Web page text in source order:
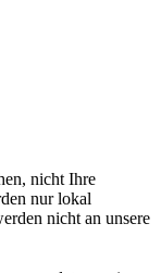
nicht Ihre
nur lokal
nicht an unsere